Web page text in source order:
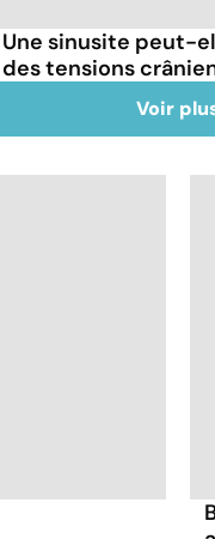
Une sinusite peut-
des tensions
Voir